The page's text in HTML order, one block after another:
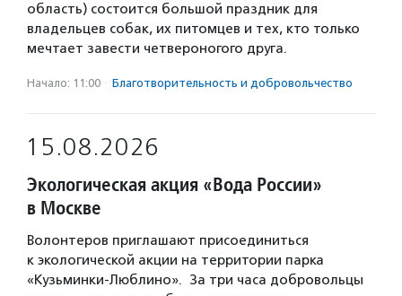
область) состоится большой праздник для
владельцев собак, их питомцев и тех, кто только
мечтает завести четвероногого друга.
Начало: 11:00 · Благотвори­тель­ность и доброволь­чест­во
15.08.2026
Экологическая акция «Вода России»
в Москве
Волонтеров приглашают присоединиться
к экологической акции на территории парка
«Кузьминки-Люблино». За три часа добровольцы